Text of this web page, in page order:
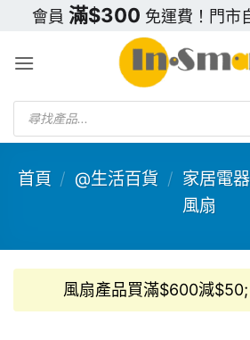
content
會員 滿$300 免運費！門市
Products
search
首頁 / @生活百貨 / 家居電器
風扇
風扇產品買滿$600減$50;